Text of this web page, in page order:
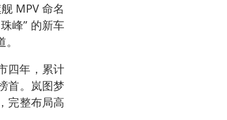
MPV 命名
峰” 的新车
四年，累计
首。岚图梦
完整布局高